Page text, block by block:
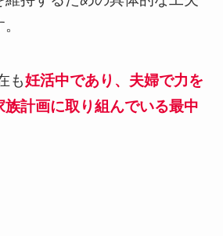
も妊活中であり、夫婦で力を
計画に取り組んでいる最中